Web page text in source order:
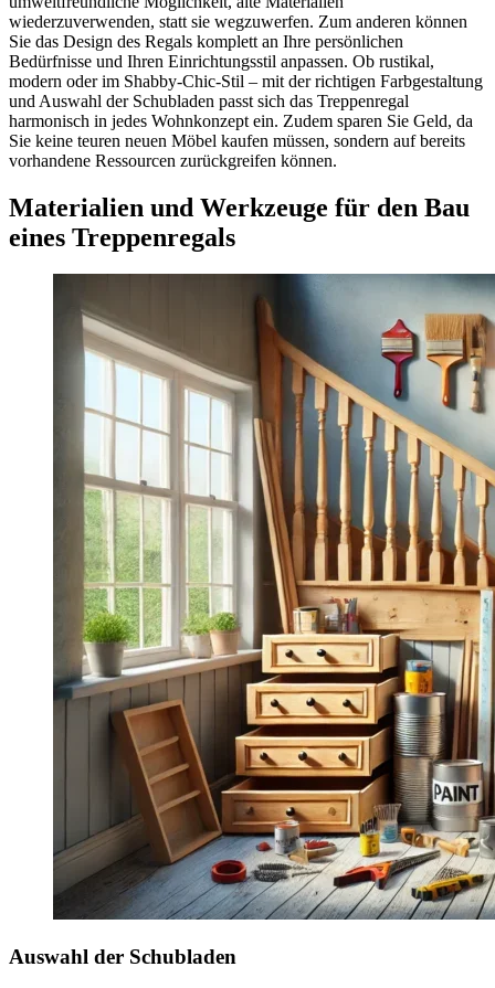
wiederzuverwenden, statt sie wegzuwerfen. Zum anderen können
Sie das Design des Regals komplett an Ihre persönlichen
Bedürfnisse und Ihren Einrichtungsstil anpassen. Ob rustikal,
modern oder im Shabby-Chic-Stil – mit der richtigen Farbgestaltung
und Auswahl der Schubladen passt sich das Treppenregal
harmonisch in jedes Wohnkonzept ein. Zudem sparen Sie Geld, da
Sie keine teuren neuen Möbel kaufen müssen, sondern auf bereits
vorhandene Ressourcen zurückgreifen können.
Materialien und Werkzeuge für den Bau
eines Treppenregals
Auswahl der Schubladen